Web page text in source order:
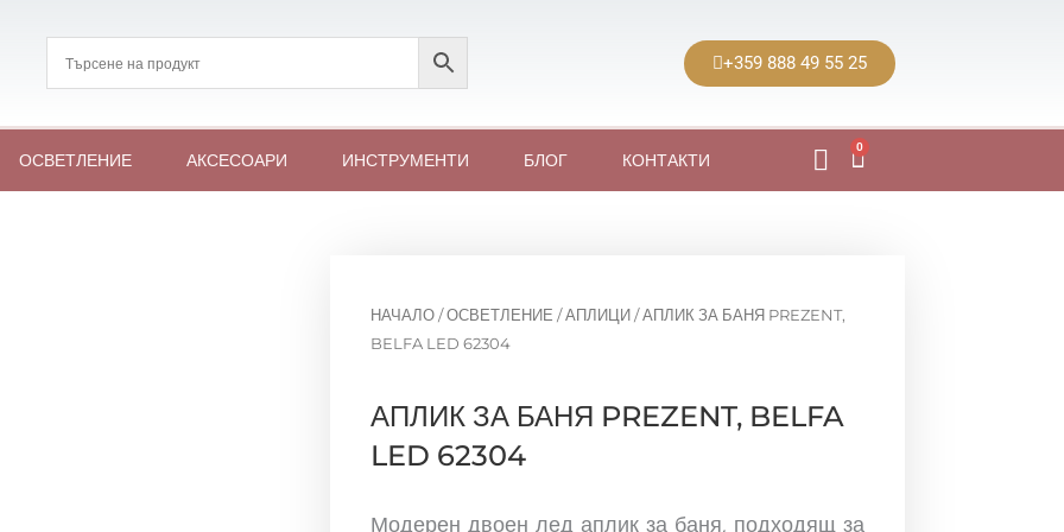
+359 888 49 55 25
ОСВЕТЛЕНИЕ АКСЕСОАРИ ИНСТРУМЕНТИ БЛОГ КОНТАКТИ
0
Cart
НАЧАЛО/ОСВЕТЛЕНИЕ /АПЛИЦИ/ АПЛИК ЗА БАНЯ PREZENT,
BELFA LED 62304
АПЛИК ЗА БАНЯ PREZENT, BELFA
LED 62304
Модерен двоен лед аплик за баня, подходящ за